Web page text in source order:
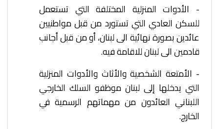
- الأدوات المنزلية المختلفة التي تستعمل
للسكن العادي التي تستورد من قبل مواطنيين
عائدين بصورة نهائية الى لبنان، أو من قبل أجانب
قادمين الى لبنان للاقامة فيه.
­- الأمتعة الشخصية والأثاث والأدوات المنزلية
التي يدخلها إلى لبنان موظفو السلك الخارجي
اللبناني العائدون من مهماتهم الرسمية في
الخارج.